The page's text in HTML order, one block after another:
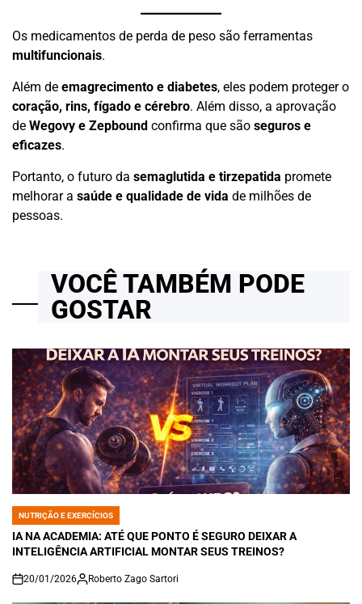
Os medicamentos de perda de peso são ferramentas
multifuncionais.
Além de emagrecimento e diabetes, eles podem proteger o
coração, rins, fígado e cérebro. Além disso, a aprovação
de Wegovy e Zepbound confirma que são seguros e
eficazes.
Portanto, o futuro da semaglutida e tirzepatida promete
melhorar a saúde e qualidade de vida de milhões de
pessoas.
VOCÊ TAMBÉM PODE
GOSTAR
POSTED
IN
NUTRIÇÃO E EXERCÍCIOS
IA NA ACADEMIA: ATÉ QUE PONTO É SEGURO DEIXAR A
INTELIGÊNCIA ARTIFICIAL MONTAR SEUS TREINOS?
on
20/01/2026 Roberto Zago Sartori